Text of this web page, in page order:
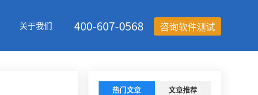
关于我们 咨询软件测试
400-607-0568
热门文章 文章推荐